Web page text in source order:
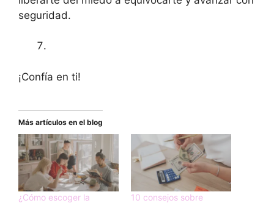
seguridad.
¡Confía en ti!
Más artículos en el blog
¿Cómo escoger la
10 consejos sobre